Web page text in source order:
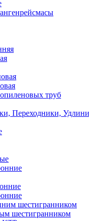
труб
Переходники,
шестигранником
шестигранником